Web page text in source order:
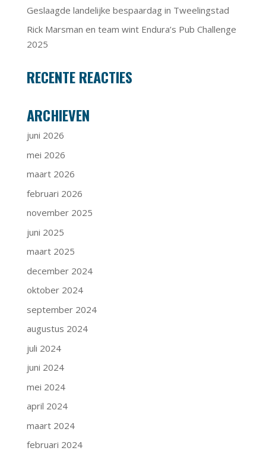
Geslaagde landelijke bespaardag in Tweelingstad
Rick Marsman en team wint Endura’s Pub Challenge
2025
RECENTE REACTIES
ARCHIEVEN
juni 2026
mei 2026
maart 2026
februari 2026
november 2025
juni 2025
maart 2025
december 2024
oktober 2024
september 2024
augustus 2024
juli 2024
juni 2024
mei 2024
april 2024
maart 2024
februari 2024